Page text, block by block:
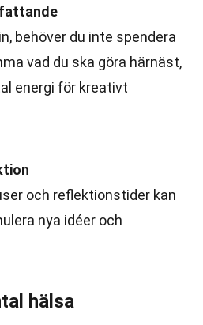
behöver du inte spendera
vad du ska göra härnäst,
energi för kreativt
och reflektionstider kan
nya idéer och
hälsa